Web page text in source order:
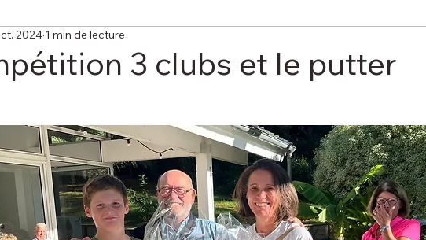
3 clubs et le putter
2024 1 min de lecture